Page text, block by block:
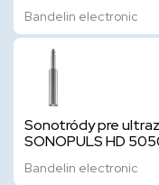
Bandelin electronic
Sonotródy pre
SONOPULS HD
Bandelin electronic